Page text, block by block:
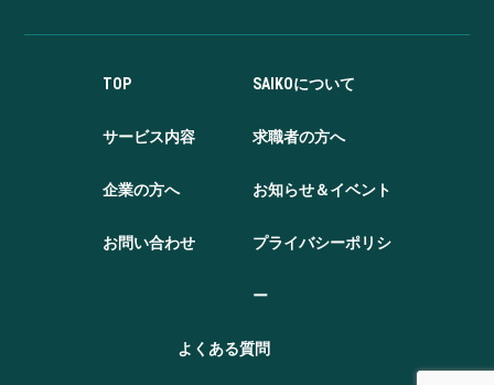
TOP SAIKOについて
サービス内容 求職者の方へ
企業の方へ お知らせ＆イベント
お問い合わせ プライバシーポリシ
ー
よくある質問